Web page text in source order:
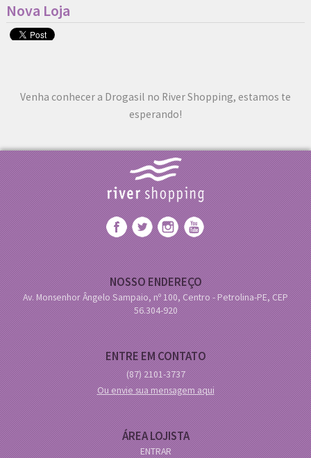
Nova Loja
Venha conhecer a Drogasil no River Shopping, estamos te
esperando!
NOSSO ENDEREÇO
Av. Monsenhor Ângelo Sampaio, nº 100, Centro - Petrolina-PE, CEP
56.304-920
ENTRE EM CONTATO
(87)2101-3737
Ou envie sua mensagem aqui
ÁREA LOJISTA
ENTRAR